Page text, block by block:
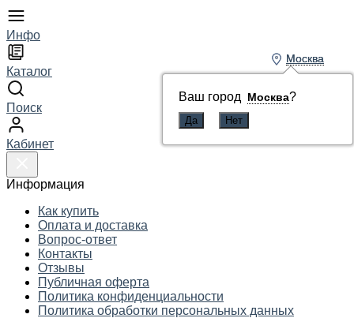
Инфо
Каталог
Поиск
Кабинет
Информация
Как купить
Оплата и доставка
Вопрос-ответ
Контакты
Отзывы
Публичная оферта
Политика конфиденциальности
Политика обработки персональных данных
Москва
Ваш город Москва?
Москва
Ваш город Москва?